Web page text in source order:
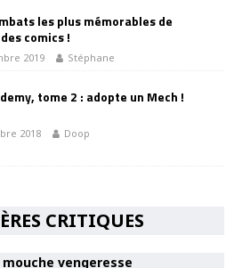
les plus mémorables de
comics !
2019 Stéphane
tome 2 : adopte un Mech !
2018 Doop
CRITIQUES